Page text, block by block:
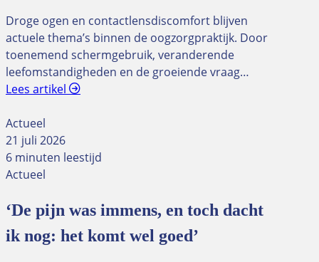
Droge ogen en contactlensdiscomfort blijven
actuele thema’s binnen de oogzorgpraktijk. Door
toenemend schermgebruik, veranderende
leefomstandigheden en de groeiende vraag…
Lees artikel
Actueel
21 juli 2026
6 minuten leestijd
Actueel
‘De pijn was immens, en toch dacht
ik nog: het komt wel goed’